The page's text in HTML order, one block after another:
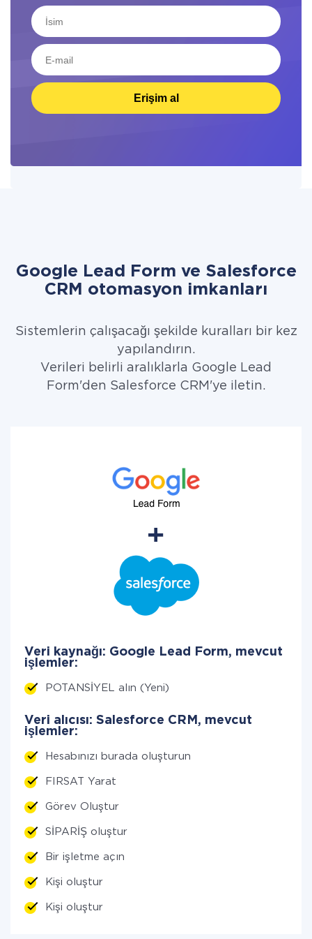
Erişim al
Google Lead Form ve Salesforce
CRM otomasyon imkanları
Sistemlerin çalışacağı şekilde kuralları bir kez
yapılandırın.
Verileri belirli aralıklarla Google Lead
Form'den Salesforce CRM'ye iletin.
Veri kaynağı: Google Lead Form, mevcut
işlemler:
POTANSİYEL alın (Yeni)
Veri alıcısı: Salesforce CRM, mevcut
işlemler:
Hesabınızı burada oluşturun
FIRSAT Yarat
Görev Oluştur
SİPARİŞ oluştur
Bir işletme açın
Kişi oluştur
Kişi oluştur